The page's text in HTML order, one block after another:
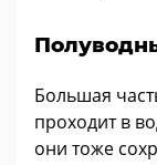
Большая
проходит в
они тоже